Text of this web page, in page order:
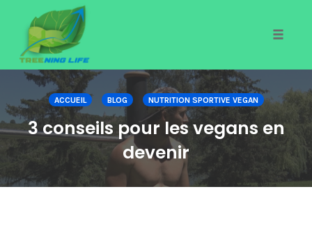
content
ACCUEIL BLOG NUTRITION SPORTIVE VEGAN
3 conseils pour les vegans en
devenir